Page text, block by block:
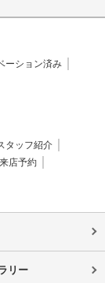
ーション済み
タッフ紹介
来店予約
リー